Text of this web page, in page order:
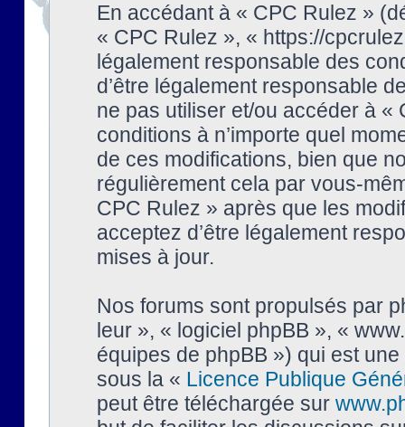
En accédant à « CPC Rulez »
« CPC Rulez », « https://
légalement responsable des
d’être légalement responsable
ne pas utiliser et/ou accéder à
conditions à n’importe quel
de ces modifications, bien que
régulièrement cela par vous-
CPC Rulez » après que les
acceptez d’être légalement
mises à jour.
Nos forums sont propulsés par
leur », « logiciel phpBB », «
équipes de phpBB ») qui est
sous la « Licence Publique
peut être téléchargée sur